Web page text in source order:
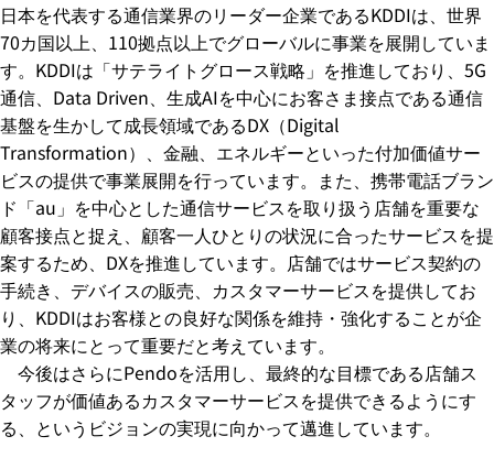
日本を代表する通信業界のリーダー企業であるKDDIは、世界
70カ国以上、110拠点以上でグローバルに事業を展開していま
す。KDDIは「サテライトグロース戦略」を推進しており、5G
通信、Data Driven、生成AIを中心にお客さま接点である通信
基盤を生かして成長領域であるDX（Digital
Transformation）、金融、エネルギーといった付加価値サー
ビスの提供で事業展開を行っています。また、携帯電話ブラン
ド「au」を中心とした通信サービスを取り扱う店舗を重要な
顧客接点と捉え、顧客一人ひとりの状況に合ったサービスを提
案するため、DXを推進しています。店舗ではサービス契約の
手続き、デバイスの販売、カスタマーサービスを提供してお
り、KDDIはお客様との良好な関係を維持・強化することが企
業の将来にとって重要だと考えています。
今後はさらにPendoを活用し、最終的な目標である店舗ス
タッフが価値あるカスタマーサービスを提供できるようにす
る、というビジョンの実現に向かって邁進しています。